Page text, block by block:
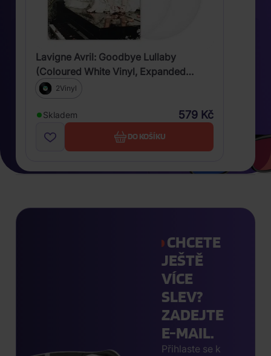
Lavigne Avril: Goodbye Lullaby
(Coloured White Vinyl, Expanded
Edition)
2Vinyl
Skladem 579 Kč
DO KOŠÍKU
CHCETE
JEŠTĚ
VÍCE
SLEV?
ZADEJTE
E-MAIL.
Přihlaste se k